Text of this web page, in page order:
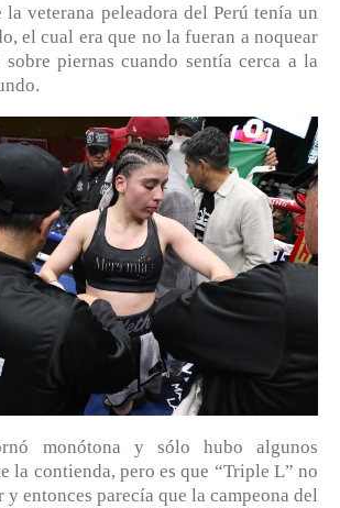
la veterana peleadora del Perú tenía un
el cual era que no la fueran a noquear
piernas cuando sentía cerca a la
monótona y sólo hubo algunos
la contienda, pero es que “Triple L” no
y entonces parecía que la campeona del